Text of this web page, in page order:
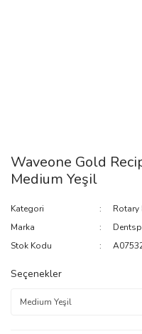
Waveone Gold
Medium Yeşil
Kategori
Rotary
Marka
Stok Kodu
Seçenekler